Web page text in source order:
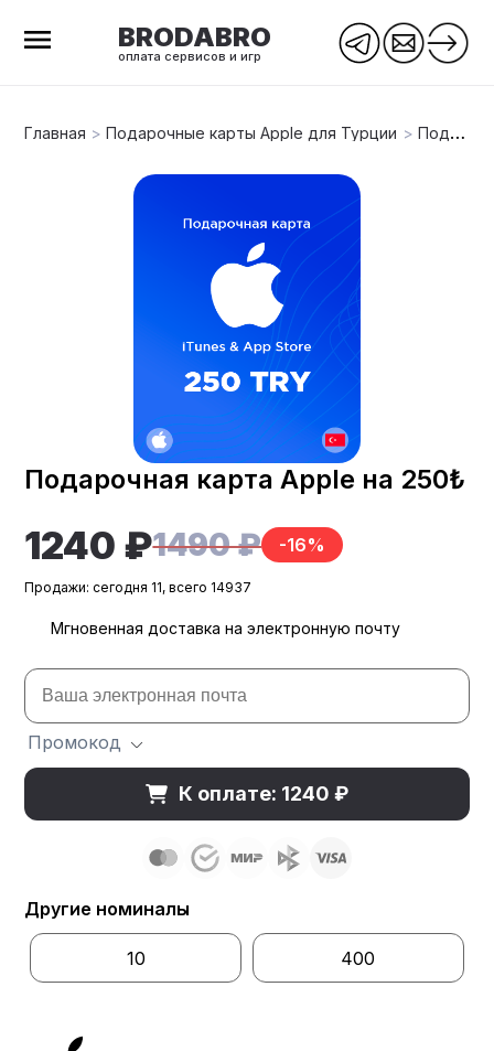
BRODABRO
оплата сервисов и игр
Главная >Подарочные карты Apple для Турции >Подарочная карта Apple на 250₺
Подарочная карта Apple на 250₺
1240 ₽1490 ₽ -16%
Продажи: сегодня 11, всего 14937
Мгновенная доставка на электронную почту
Промокод
К оплате: 1240 ₽
Другие номиналы
10 400